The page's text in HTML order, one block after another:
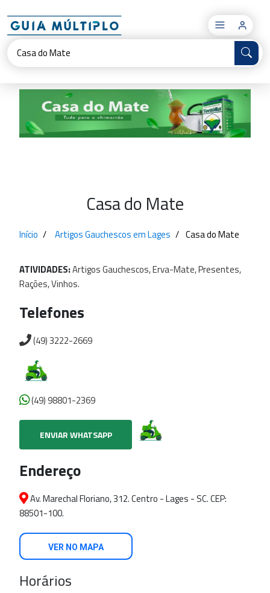
×
Casa do Mate
Início Artigos Gauchescos em Lages Casa do Mate
ATIVIDADES:ArtigosGauchescos,Erva-Mate,Presentes,
Rações,Vinhos.
Telefones
(49) 3222-2669
(49) 98801-2369
ENVIAR WHATSAPP
Endereço
Av. Marechal Floriano, 312. Centro - Lages - SC. CEP:
88501-100.
VER NO MAPA
Horários